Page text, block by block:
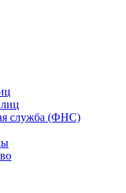
служба (ФНС)